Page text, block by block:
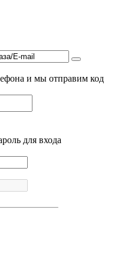
и мы отправим код
для входа